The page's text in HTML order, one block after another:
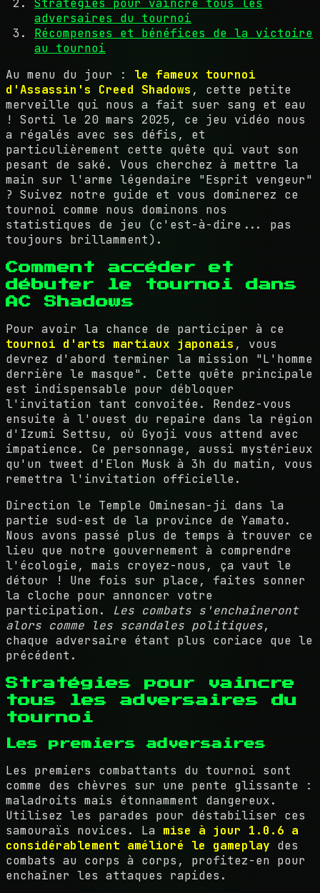
Stratégies pour vaincre tous les
adversaires du tournoi
Récompenses et bénéfices de la victoire
au tournoi
Au menu du jour : le fameux tournoi
d'Assassin's Creed Shadows , cette petite
merveille qui nous a fait suer sang et eau
! Sorti le 20 mars 2025, ce jeu vidéo nous
a régalés avec ses défis, et
particulièrement cette quête qui vaut son
pesant de saké. Vous cherchez à mettre la
main sur l'arme légendaire "Esprit vengeur"
? Suivez notre guide et vous dominerez ce
tournoi comme nous dominons nos
statistiques de jeu (c'est-à-dire... pas
toujours brillamment).
Comment accéder et
débuter le tournoi dans
AC Shadows
Pour avoir la chance de participer à ce
tournoi d'arts martiaux japonais , vous
devrez d'abord terminer la mission "L'homme
derrière le masque". Cette quête principale
est indispensable pour débloquer
l'invitation tant convoitée. Rendez-vous
ensuite à l'ouest du repaire dans la région
d'Izumi Settsu, où Gyoji vous attend avec
impatience. Ce personnage, aussi mystérieux
qu'un tweet d'Elon Musk à 3h du matin, vous
remettra l'invitation officielle.
Direction le Temple Ominesan-ji dans la
partie sud-est de la province de Yamato.
Nous avons passé plus de temps à trouver ce
lieu que notre gouvernement à comprendre
l'écologie, mais croyez-nous, ça vaut le
détour ! Une fois sur place, faites sonner
la cloche pour annoncer votre
participation. Les combats s'enchaîneront
alors comme les scandales politiques,
chaque adversaire étant plus coriace que le
précédent.
Stratégies pour vaincre
tous les adversaires du
tournoi
Les premiers adversaires
Les premiers combattants du tournoi sont
comme des chèvres sur une pente glissante :
maladroits mais étonnamment dangereux.
Utilisez les parades pour déstabiliser ces
samouraïs novices. La mise à jour 1.0.6 a
considérablement amélioré le gameplay des
combats au corps à corps, profitez-en pour
enchaîner les attaques rapides.